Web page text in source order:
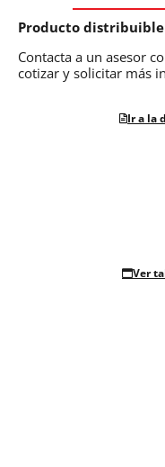
Producto
Contacta a un asesor
cotizar y solicitar más
Ir a la
Ver